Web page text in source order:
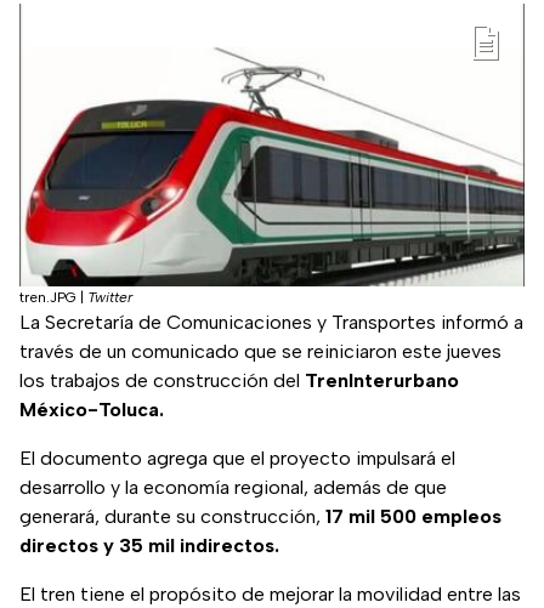
tren.JPG Twitter
La Secretaría de Comunicaciones y Transportes informó a
través de un comunicado que se reiniciaron este jueves
los trabajos de construcción del TrenInterurbano
México-Toluca.
El documento agrega que el proyecto impulsará el
desarrollo y la economía regional, además de que
generará, durante su construcción, 17 mil 500 empleos
directos y 35 mil indirectos.
El tren tiene el propósito de mejorar la movilidad entre las